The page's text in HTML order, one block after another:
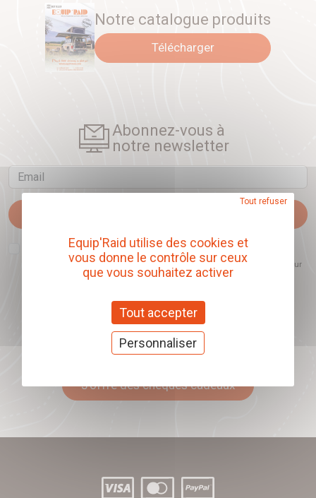
Notre catalogue produits
Télécharger
Abonnez-vous à
notre newsletter
Email
J'accepte que l'ouverture des newsletters soit mesurée, afin de mieux
comprendre les sujets qui m'intéressent et d'améliorer les contenus
proposés. Ce choix est modifiable à tout moment et reste sans incidence sur
mon inscription.
Offrez nos chèques
cadeaux
J'offre des chèques cadeaux
Equip'Raid utilise des cookies et
vous donne le contrôle sur ceux
que vous souhaitez activer
Tout accepter
Tout refuser
Personnaliser